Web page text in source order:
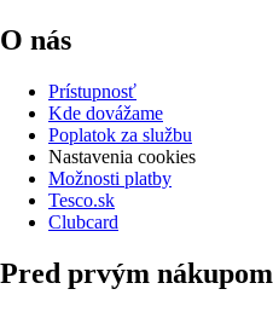
O nás
Prístupnosť
Kde dovážame
Poplatok za službu
Nastavenia cookies
Možnosti platby
Tesco.sk
Clubcard
Pred prvým nákupom